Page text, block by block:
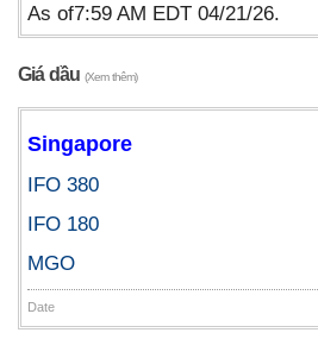
As of7:59 AM EDT 04/21/26.
Giá dầu (Xem thêm)
Singapore
IFO 380
IFO 180
MGO
Date